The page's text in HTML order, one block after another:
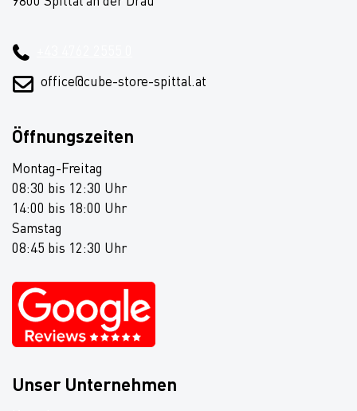
office@cube-store-spittal.at
Öffnungszeiten
Montag-Freitag
08:30 bis 12:30 Uhr
14:00 bis 18:00 Uhr
Samstag
08:45 bis 12:30 Uhr
Unser Unternehmen